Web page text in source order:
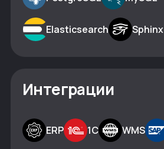
Elasticsearch Sphinx
Интеграции
ERP 1С WMS